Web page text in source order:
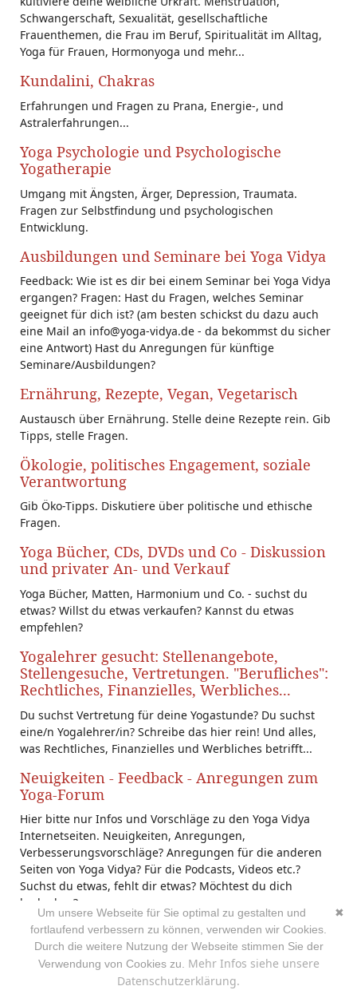
Schwangerschaft, Sexualität, gesellschaftliche
Frauenthemen, die Frau im Beruf, Spiritualität im Alltag,
Yoga für Frauen, Hormonyoga und mehr...
Kundalini, Chakras
Erfahrungen und Fragen zu Prana, Energie-, und
Astralerfahrungen...
Yoga Psychologie und Psychologische
Yogatherapie
Umgang mit Ängsten, Ärger, Depression, Traumata.
Fragen zur Selbstfindung und psychologischen
Entwicklung.
Ausbildungen und Seminare bei Yoga Vidya
Feedback: Wie ist es dir bei einem Seminar bei Yoga Vidya
ergangen? Fragen: Hast du Fragen, welches Seminar
geeignet für dich ist? (am besten schickst du dazu auch
eine Mail an info@yoga-vidya.de - da bekommst du sicher
eine Antwort) Hast du Anregungen für künftige
Seminare/Ausbildungen?
Ernährung, Rezepte, Vegan, Vegetarisch
Austausch über Ernährung. Stelle deine Rezepte rein. Gib
Tipps, stelle Fragen.
Ökologie, politisches Engagement, soziale
Verantwortung
Gib Öko-Tipps. Diskutiere über politische und ethische
Fragen.
Yoga Bücher, CDs, DVDs und Co - Diskussion
und privater An- und Verkauf
Yoga Bücher, Matten, Harmonium und Co. - suchst du
etwas? Willst du etwas verkaufen? Kannst du etwas
empfehlen?
Yogalehrer gesucht: Stellenangebote,
Stellengesuche, Vertretungen. "Berufliches":
Rechtliches, Finanzielles, Werbliches...
Du suchst Vertretung für deine Yogastunde? Du suchst
eine/n Yogalehrer/in? Schreibe das hier rein! Und alles,
was Rechtliches, Finanzielles und Werbliches betrifft...
Neuigkeiten - Feedback - Anregungen zum
Yoga-Forum
Hier bitte nur Infos und Vorschläge zu den Yoga Vidya
Internetseiten. Neuigkeiten, Anregungen,
Verbesserungsvorschläge? Anregungen für die anderen
Seiten von Yoga Vidya? Für die Podcasts, Videos etc.?
Suchst du etwas, fehlt dir etwas? Möchtest du dich
bedanken?
Problem melden|Nutzungsbedingungen
✖
Um unsere Webseite für Sie optimal zu gestalten und
fortlaufend verbessern zu können, verwenden wir Cookies.
Durch die weitere Nutzung der Webseite stimmen Sie der
Verwendung von Cookies zu. Mehr Infos siehe unsere
Datenschutzerklärung.